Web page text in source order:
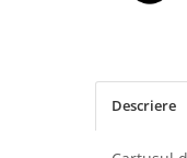
Imprimante 3D
Descriere